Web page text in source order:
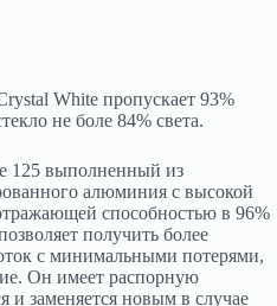
White пропускает 93%
не боле 84% света.
125 выполненный из
алюминия с высокой
способностью в 96%
получить более
с минимальными потерями,
Он имеет распорную
и заменяется новым в случае